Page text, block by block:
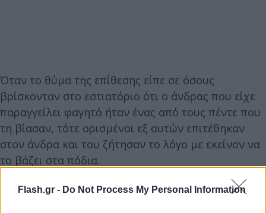
Flash.gr - Do Not Process My Personal Information
Όταν το θύμα της επίθεσης είπε σε όσους
βρίσκονταν στο εστιατόριο ότι ο άνδρας που είχε
παραγγείλει φαγητό ήταν ένας από τους πέντε που
τη βίασαν, τότε ορισμένοι εξ αυτών επιτέθηκαν
στον άνδρα και του ζήτησαν το λόγο με εκείνον να
το βάζει στα πόδια.
Μετά τη δημοσιοποίηση του βίντεο, η αστυνομία